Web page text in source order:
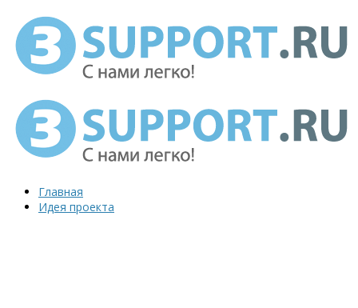
Главная
Идея проекта